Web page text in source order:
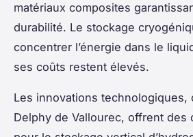
matériaux composites
durabilité. Le stockage
concentrer l’énergie dans le
ses coûts restent élevés.
Les innovations technologiques,
Delphy de Vallourec, offrent des